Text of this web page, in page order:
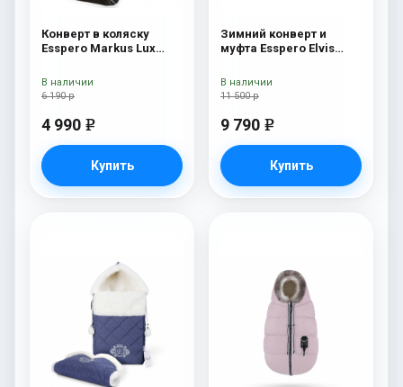
Конверт в коляску
Esspero Markus Lux
овечья шерсть) Brown
6 190 р
4 990 e
Купить
В наличии
Зимний конверт и
муфта Esspero Elvis
Like
11 500 р
9 790 e
Купить
В наличии